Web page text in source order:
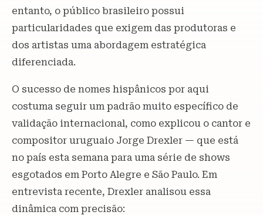
entanto, o público brasileiro possui
particularidades que exigem das produtoras e
dos artistas uma abordagem estratégica
diferenciada.
O sucesso de nomes hispânicos por aqui
costuma seguir um padrão muito específico de
validação internacional, como explicou o cantor e
compositor uruguaio Jorge Drexler — que está
no país esta semana para uma série de shows
esgotados em Porto Alegre e São Paulo. Em
entrevista recente, Drexler analisou essa
dinâmica com precisão: